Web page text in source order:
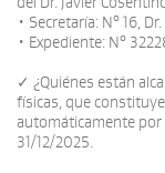
• Secretaría: N° 16,
• Expediente: N°
✓ ¿Quiénes están
físicas, que
automáticamente por
31/12/2025.